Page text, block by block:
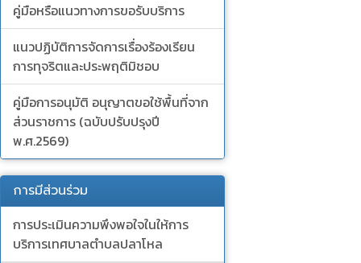
คู่มือหรือแนวทางการขอรับบริการ
แนวปฏิบัติการจัดการเรื่องร้องเรียน
การทุจริตและประพฤติมิชอบ
คู่มือการอนุมัติ อนุญาตขอใช้พื้นที่จาก
ส่วนราชการ (ฉบับปรับปรุงปี
พ.ศ.2569)
การมีส่วนร่วม
การประเมินความพึงพอใจในให้การ
บริการเทศบาลตำบลปลาโหล